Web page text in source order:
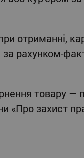
отриманні,
за рахунком-
товару —
«Про захист